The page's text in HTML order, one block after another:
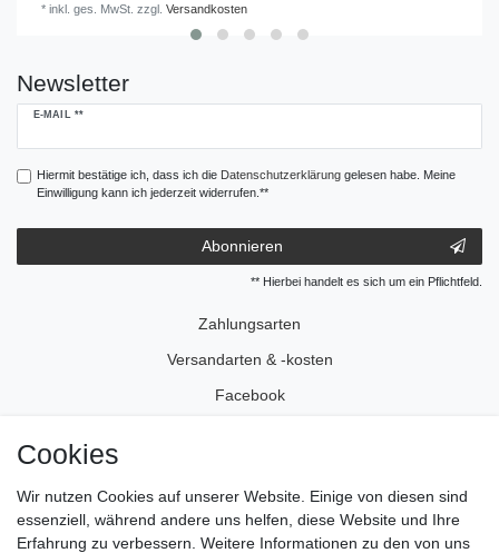
*inkl. ges. MwSt. zzgl.Versandkosten
Newsletter
E-MAIL **
Newsletter
Hiermit bestätige ich, dass ich die Daten­schutz­erklärunggelesen habe. Meine
Einwilligung kann ich jederzeit widerrufen.**
Abonnieren
** Hierbei handelt es sich um ein Pflichtfeld.
Zahlungsarten
Versandarten & -kosten
Facebook
Impressum
Daten­schutz­erklärung
Cookies
Wir nutzen Cookies auf unserer Website. Einige von diesen sind
essenziell, während andere uns helfen, diese Website und Ihre
Erfahrung zu verbessern. Weitere Informationen zu den von uns